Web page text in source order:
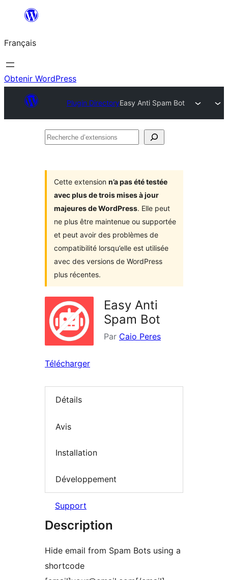
contenu
Français
Obtenir WordPress
Plugin DirectoryEasy Anti Spam Bot
Recherche
Cette extension n’a pas été testée
avec plus de trois mises à jour
majeures de WordPress. Elle peut
ne plus être maintenue ou supportée
et peut avoir des problèmes de
compatibilité lorsqu’elle est utilisée
avec des versions de WordPress
plus récentes.
Easy Anti
Spam Bot
Par Caio Peres
Télécharger
Détails
Avis
Installation
Développement
Support
Description
Hide email from Spam Bots using a
shortcode